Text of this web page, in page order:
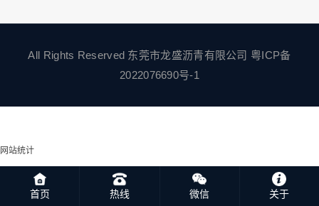
All Rights Reserved 东莞市龙盛沥青有限公司 粤ICP备
2022076690号-1
首页 热线 微信 关于
网站统计